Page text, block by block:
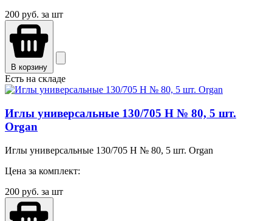
200 руб. за шт
В корзину
Есть на складе
Иглы универсальные 130/705 H № 80, 5 шт.
Organ
Иглы универсальные 130/705 H № 80, 5 шт. Organ
Цена за комплект:
200 руб. за шт